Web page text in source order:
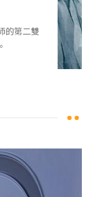
的第二雙